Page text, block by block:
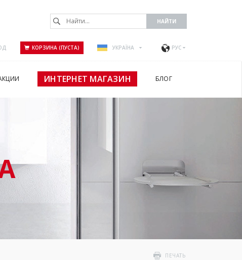
КОРЗИНА (ПУСТА) УКРАЇНА РУС
ИНТЕРНЕТ МАГАЗИН БЛОГ
ПЕЧАТЬ